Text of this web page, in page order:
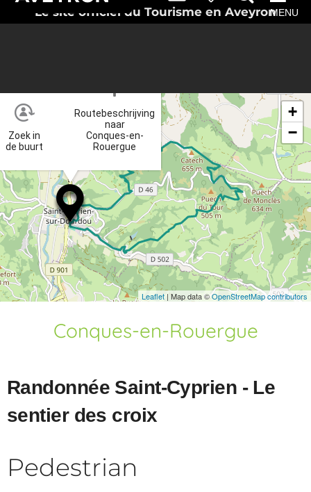
Le site officiel du Tourisme en AveyronMENU
Zoek in
de buurt
Routebeschrijving
naar
Conques-en-
Rouergue
+
−
Leaflet | Map data ©OpenStreetMap contributors
Conques-en-Rouergue
Randonnée Saint-Cyprien - Le
sentier des croix
Pedestrian